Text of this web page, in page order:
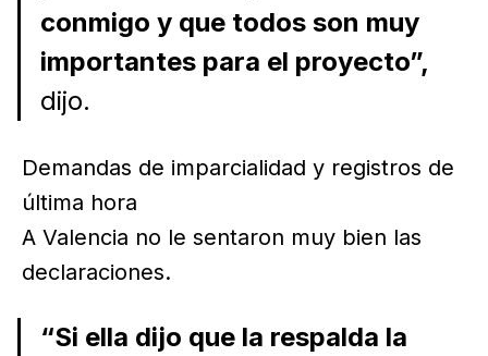
conmigo y que todos son muy
importantes para el proyecto”,
dijo.
Demandas de imparcialidad y registros de
última hora
A Valencia no le sentaron muy bien las
declaraciones.
“Si ella dijo que la respalda la